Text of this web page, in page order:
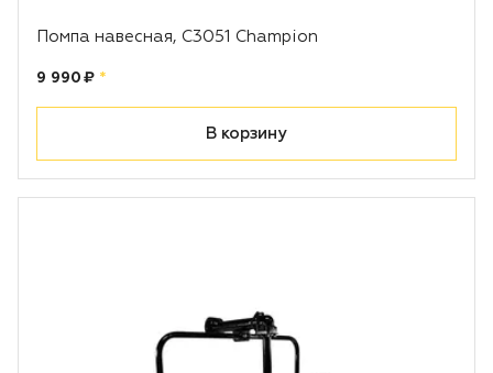
Помпа навесная, С3051 Champion
Цена:
9 990 ₽ рублей
*
В корзину